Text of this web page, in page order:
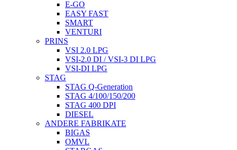
E-GO
EASY FAST
SMART
VENTURI
PRINS
VSI 2.0 LPG
VSI-2.0 DI / VSI-3 DI LPG
VSI-DI LPG
STAG
STAG Q-Generation
STAG 4/100/150/200
STAG 400 DPI
DIESEL
ANDERE FABRIKATE
BIGAS
OMVL